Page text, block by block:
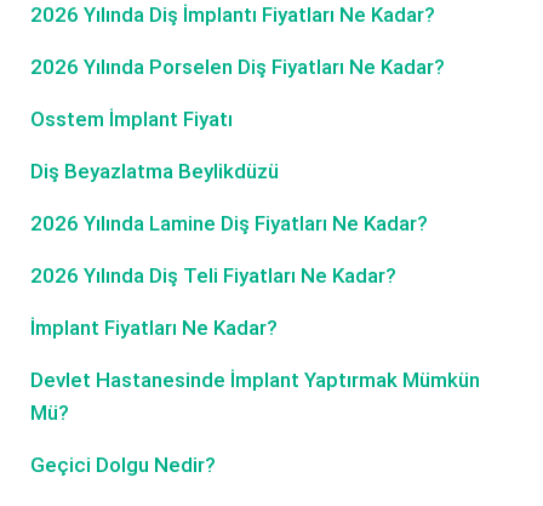
2026 Yılında Diş İmplantı Fiyatları Ne Kadar?
2026 Yılında Porselen Diş Fiyatları Ne Kadar?
Osstem İmplant Fiyatı
Diş Beyazlatma Beylikdüzü
2026 Yılında Lamine Diş Fiyatları Ne Kadar?
2026 Yılında Diş Teli Fiyatları Ne Kadar?
İmplant Fiyatları Ne Kadar?
Devlet Hastanesinde İmplant Yaptırmak Mümkün
Mü?
Geçici Dolgu Nedir?